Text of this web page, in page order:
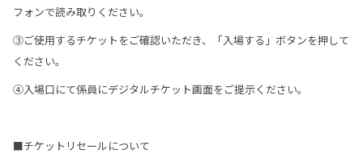
フォンで読み取りください。
③ご使用するチケットをご確認いただき、「入場する」ボタンを押して
ください。
④入場口にて係員にデジタルチケット画面をご提示ください。
■チケットリセールについて